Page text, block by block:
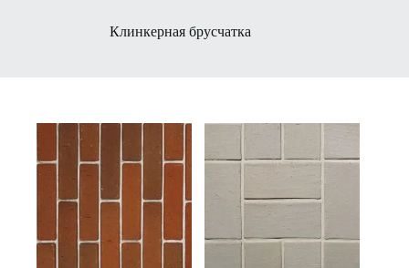
Клинкерная брусчатка